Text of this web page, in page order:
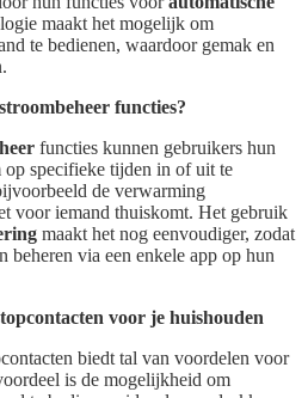
maakt het mogelijk om
te bedienen, waardoor gemak en
functies?
functies kunnen gebruikers hun
op specifieke tijden in of uit te
de verwarming
voor iemand thuiskomt. Het gebruik
maakt het nog eenvoudiger, zodat
beheren via een enkele app op hun
voor je huishouden
biedt tal van voordelen voor
is de mogelijkheid om